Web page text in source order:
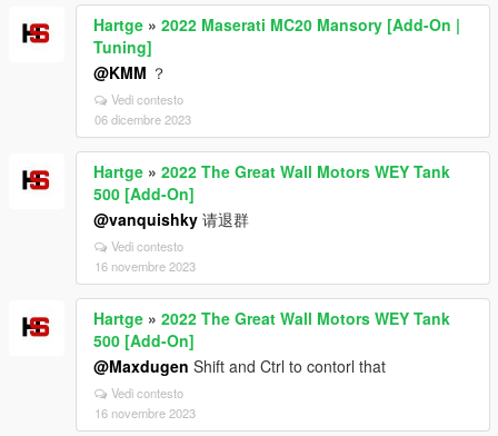
Hartge » 2022 Maserati MC20 Mansory [Add-On |
Tuning]
@KMM ？
Vedi contesto
06 dicembre 2023
Hartge » 2022 The Great Wall Motors WEY Tank
500 [Add-On]
@vanquishky 请退群
Vedi contesto
16 novembre 2023
Hartge » 2022 The Great Wall Motors WEY Tank
500 [Add-On]
@Maxdugen Shift and Ctrl to contorl that
Vedi contesto
16 novembre 2023